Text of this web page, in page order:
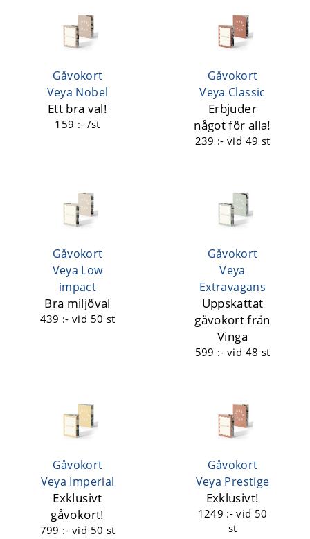
Gåvokort
Veya Nobel
Ett bra val!
159 :- /st
Gåvokort
Veya Classic
Erbjuder
något för alla!
239 :-vid 49 st
Gåvokort
Veya Low
impact
Bra miljöval
439 :-vid 50 st
Gåvokort
Veya
Extravagans
Uppskattat
gåvokort från
Vinga
599 :-vid 48 st
Gåvokort
Veya Imperial
Exklusivt
gåvokort!
799 :-vid 50 st
Gåvokort
Veya Prestige
Exklusivt!
1249 :-vid 50
st